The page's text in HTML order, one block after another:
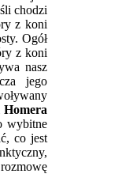
chodzi
z koni
Ogół
z koni
nasz
jego
Homera
wybitne
co jest